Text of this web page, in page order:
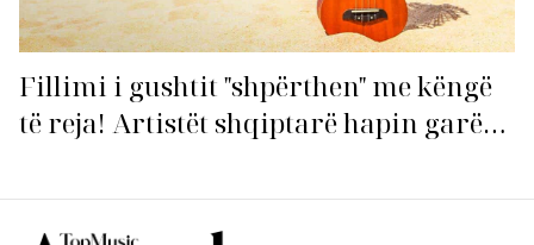
Fillimi i gushtit "shpërthen" me këngë
të reja! Artistët shqiptarë hapin garën